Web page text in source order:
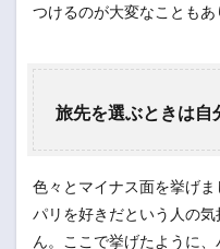
つけるのが大変なこともあ
旅先を選ぶときは自
色々とマイナス面を挙げま
パリを好きだという人の
ん。ここで挙げたように